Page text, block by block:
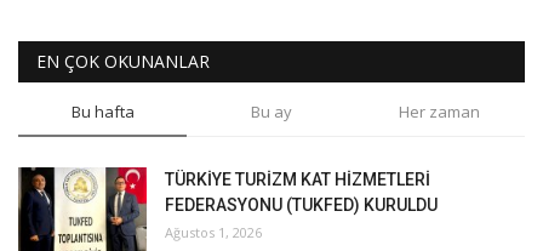
EN ÇOK OKUNANLAR
Bu hafta Bu ay Her zaman
TÜRKİYE TURİZM KAT HİZMETLERİ
FEDERASYONU (TUKFED) KURULDU
Ağustos 1, 2026